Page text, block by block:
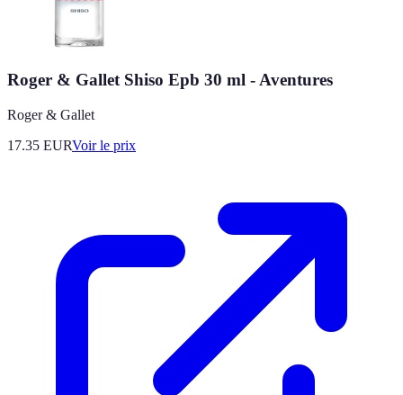
Roger & Gallet Shiso Epb 30 ml - Aventures
Roger & Gallet
17.35 EURVoir le prix